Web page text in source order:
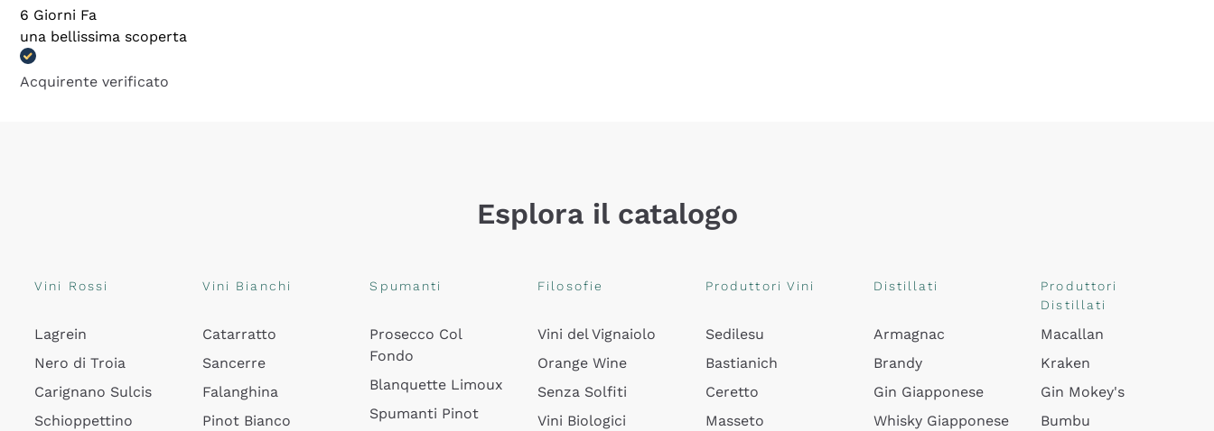
6 Giorni Fa
una bellissima scoperta
Acquirente verificato
Esplora il catalogo
Vini Rossi
Lagrein
Nero di Troia
Carignano Sulcis
Schioppettino
Vini Bianchi
Catarratto
Sancerre
Falanghina
Pinot Bianco
Spumanti
Prosecco Col
Fondo
Blanquette Limoux
Spumanti Pinot
Filosofie
Vini del Vignaiolo
Orange Wine
Senza Solfiti
Vini Biologici
Produttori Vini
Sedilesu
Bastianich
Ceretto
Masseto
Distillati
Armagnac
Brandy
Gin Giapponese
Whisky Giapponese
Produttori
Distillati
Macallan
Kraken
Gin Mokey's
Bumbu